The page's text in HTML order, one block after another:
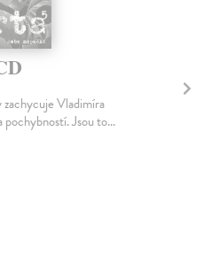
Vladimíra
Jsou to...